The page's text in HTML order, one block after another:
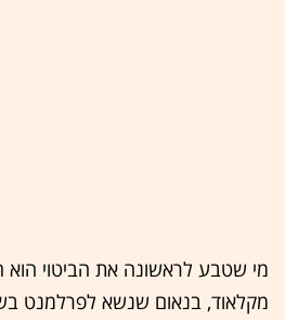
מי שטבע לראשונה את הביטוי הוא